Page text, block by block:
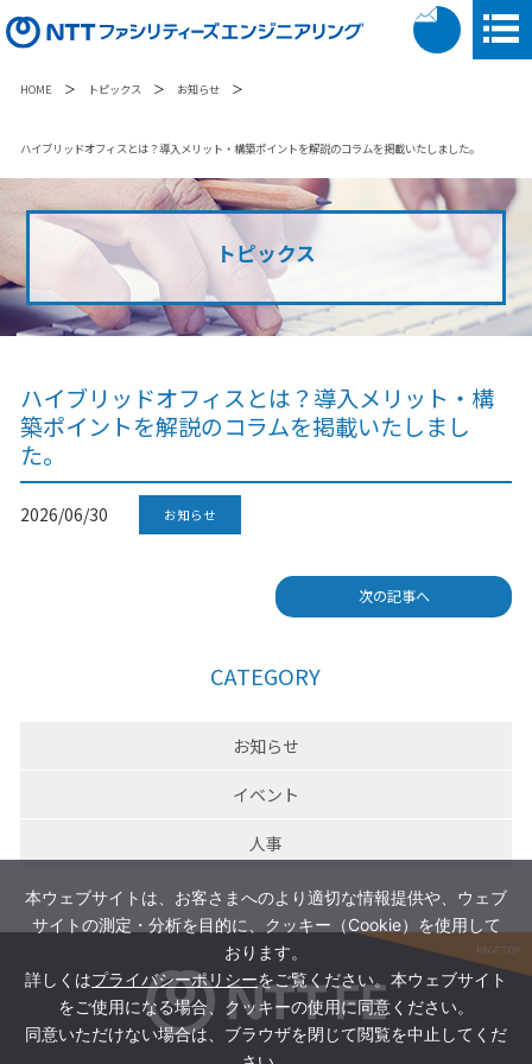
HOME ＞ トピックス ＞ お知らせ ＞
ハイブリッドオフィスとは？導入メリット・構築ポイントを解説のコラムを掲載いたしました。
トピックス
ハイブリッドオフィスとは？導入メリット・構
築ポイントを解説のコラムを掲載いたしまし
た。
2026/06/30 お知らせ
次の記事へ
CATEGORY
お知らせ
イベント
人事
本ウェブサイトは、お客さまへのより適切な情報提供や、ウェブ
サイトの測定・分析を目的に、クッキー（Cookie）を使用して
おります。
詳しくはプライバシーポリシーをご覧ください。本ウェブサイト
をご使用になる場合、クッキーの使用に同意ください。
同意いただけない場合は、ブラウザを閉じて閲覧を中止してくだ